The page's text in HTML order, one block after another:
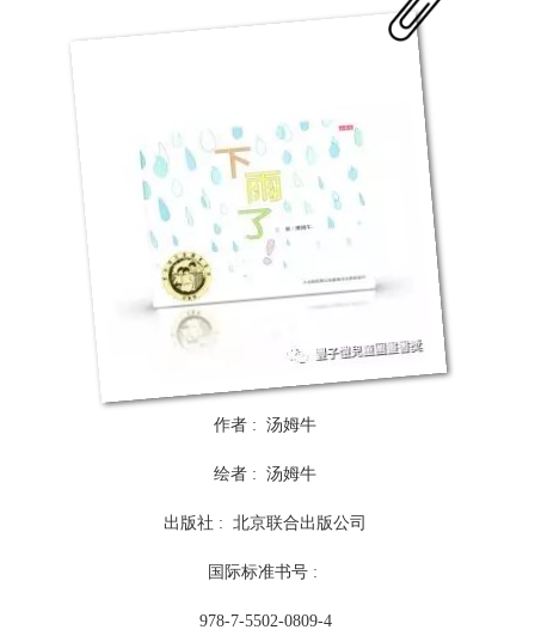
作者 : 汤姆牛
绘者 : 汤姆牛
出版社 : 北京联合出版公司
国际标准书号 :
978-7-5502-0809-4